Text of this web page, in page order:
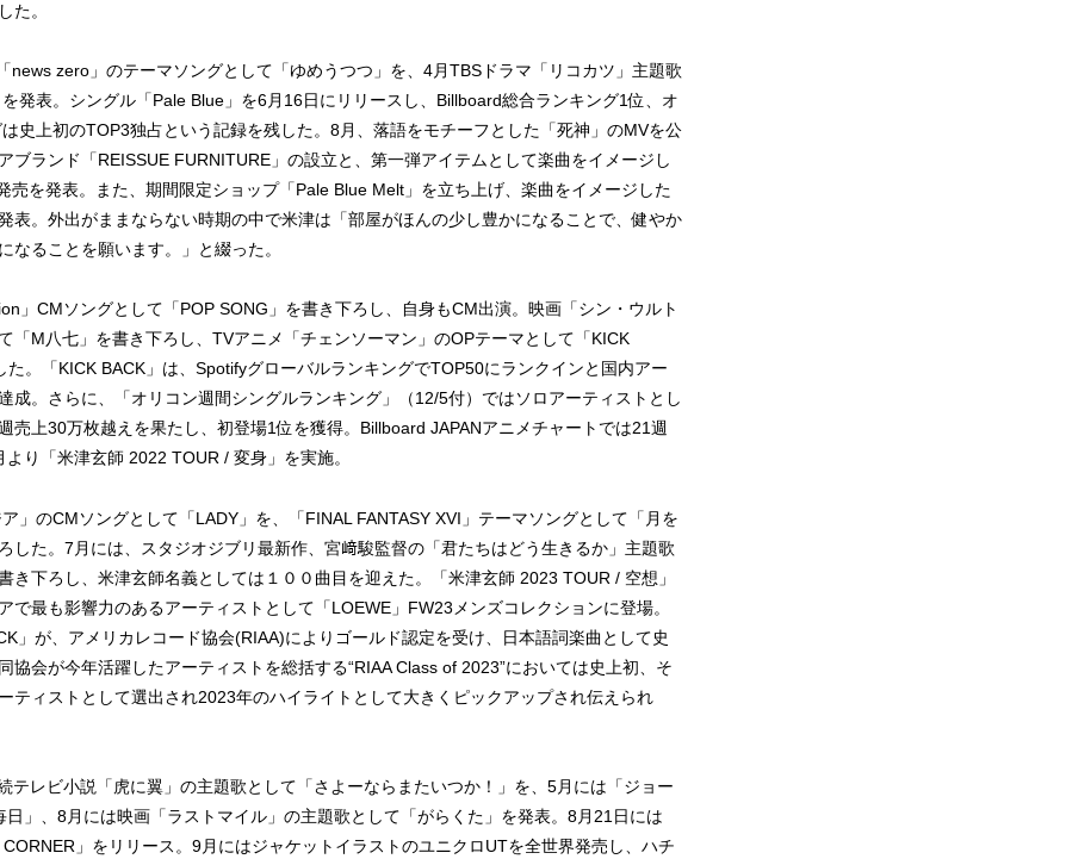
た。
news zero」のテーマソングとして「ゆめうつつ」を、4月TBSドラマ「リコカツ」主題歌
発表。シングル「Pale Blue」を6月16日にリリースし、Billboard総合ランキング1位、オ
史上初のTOP3独占という記録を残した。8月、落語をモチーフとした「死神」のMVを公
ブランド「REISSUE FURNITURE」の設立と、第一弾アイテムとして楽曲をイメージし
売を発表。また、期間限定ショップ「Pale Blue Melt」を立ち上げ、楽曲をイメージした
表。外出がままならない時期の中で米津は「部屋がほんの少し豊かになることで、健やか
なることを願います。」と綴った。
」CMソングとして「POP SONG」を書き下ろし、自身もCM出演。映画「シン・ウルト
「M八七」を書き下ろし、TVアニメ「チェンソーマン」のOPテーマとして「KICK
た。「KICK BACK」は、SpotifyグローバルランキングでTOP50にランクインと国内アー
成。さらに、「オリコン週間シングルランキング」（12/5付）ではソロアーティストとし
売上30万枚越えを果たし、初登場1位を獲得。Billboard JAPANアニメチャートでは21週
り「米津玄師 2022 TOUR / 変身」を実施。
」のCMソングとして「LADY」を、「FINAL FANTASY XVI」テーマソングとして「月を
した。7月には、スタジオジブリ最新作、宮﨑駿監督の「君たちはどう生きるか」主題歌
き下ろし、米津玄師名義としては１００曲目を迎えた。「米津玄師 2023 TOUR / 空想」
で最も影響力のあるアーティストとして「LOEWE」FW23メンズコレクションに登場。
」が、アメリカレコード協会(RIAA)によりゴールド認定を受け、日本語詞楽曲として史
協会が今年活躍したアーティストを総括する“RIAA Class of 2023”においては史上初、そ
ティストとして選出され2023年のハイライトとして大きくピックアップされ伝えられ
テレビ小説「虎に翼」の主題歌として「さよーならまたいつか！」を、5月には「ジョー
日」、8月には映画「ラストマイル」の主題歌として「がらくた」を発表。8月21日には
」をリリース。9月にはジャケットイラストのユニクロUTを全世界発売し、ハチ